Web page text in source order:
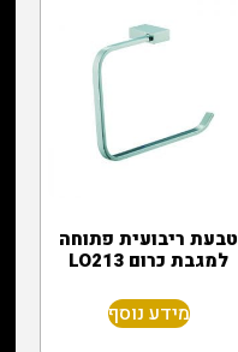
טבעת ריבועית פתוחה
למגבת כרום LO213
מידע נוסף